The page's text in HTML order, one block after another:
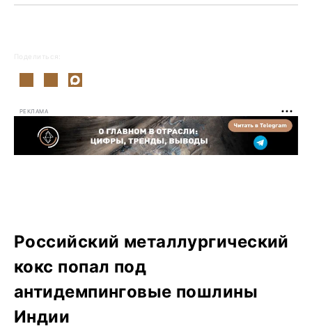
Поделиться:
РЕКЛАМА
Российский металлургический
кокс попал под
антидемпинговые пошлины
Индии